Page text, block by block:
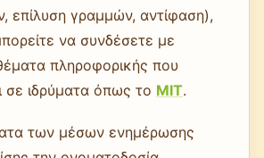
επίλυση γραμμών, αντίφαση),
να συνδέσετε με
πληροφορικής που
σε ιδρύματα όπως το MIT.
των μέσων ενημέρωσης